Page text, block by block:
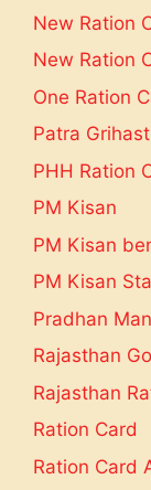
New Ration
New Ration
One Ration
Patra
PHH Ration
PM Kisan
PM Kisan
PM Kisan
Pradhan
Rajasthan
Rajasthan
Ration Card
Ration Card